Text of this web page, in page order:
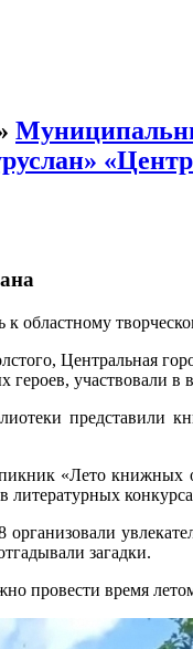
областному
Центральная
участвовали в
«Лето книжных
литературных
загадки.
провести время